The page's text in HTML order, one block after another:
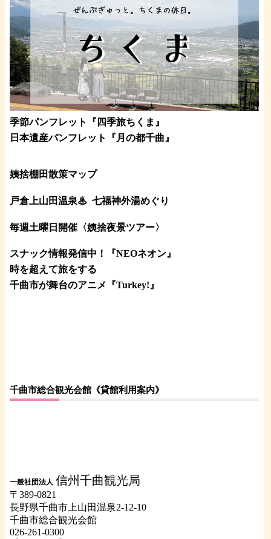
季節パンフレット『四季旅ちくま』
日本遺産パンフレット
『月の都千曲 』
姨捨棚田散策マップ
戸倉上山田温泉♨ 七福神外湯めぐり
毎週土曜日開催〈姨捨夜景ツアー〉
スナック情報発信中！『NEOネオン』
時を超えて旅をする
千曲市が舞台のアニメ『Turkey!』
千曲市総合観光会館《貸館利用案内》
一般社団法人 信州千曲観光局
〒389-0821
長野県千曲市上山田温泉2-12-10
千曲市総合観光会館
026-261-0300